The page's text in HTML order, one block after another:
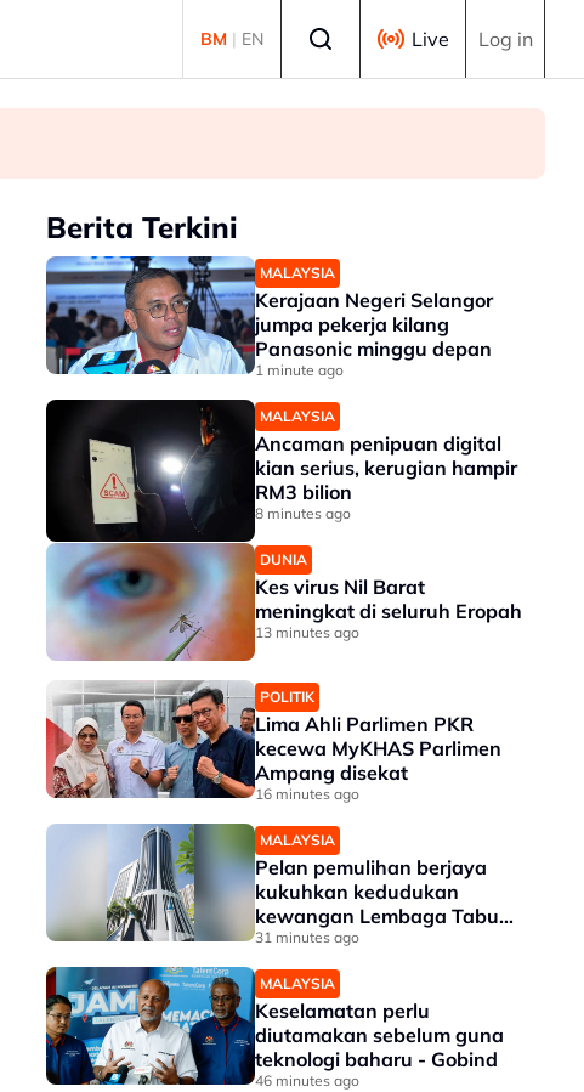
BM | EN Live Log in
Berita Terkini
MALAYSIA
Kerajaan Negeri Selangor
jumpa pekerja kilang
Panasonic minggu depan
1 minute ago
MALAYSIA
Ancaman penipuan digital
kian serius, kerugian hampir
RM3 bilion
8 minutes ago
DUNIA
Kes virus Nil Barat
meningkat di seluruh Eropah
13 minutes ago
POLITIK
Lima Ahli Parlimen PKR
kecewa MyKHAS Parlimen
Ampang disekat
16 minutes ago
MALAYSIA
Pelan pemulihan berjaya
kukuhkan kedudukan
kewangan Lembaga Tabung
Haji
31 minutes ago
MALAYSIA
Keselamatan perlu
diutamakan sebelum guna
teknologi baharu - Gobind
46 minutes ago